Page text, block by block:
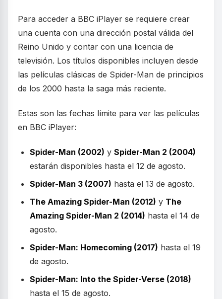
Para acceder a BBC iPlayer se requiere crear
una cuenta con una dirección postal válida del
Reino Unido y contar con una licencia de
televisión. Los títulos disponibles incluyen desde
las películas clásicas de Spider-Man de principios
de los 2000 hasta la saga más reciente.
Estas son las fechas límite para ver las películas
en BBC iPlayer:
Spider-Man (2002) y Spider-Man 2 (2004)
estarán disponibles hasta el 12 de agosto.
Spider-Man 3 (2007) hasta el 13 de agosto.
The Amazing Spider-Man (2012) y The
Amazing Spider-Man 2 (2014) hasta el 14 de
agosto.
Spider-Man: Homecoming (2017) hasta el 19
de agosto.
Spider-Man: Into the Spider-Verse (2018)
hasta el 15 de agosto.